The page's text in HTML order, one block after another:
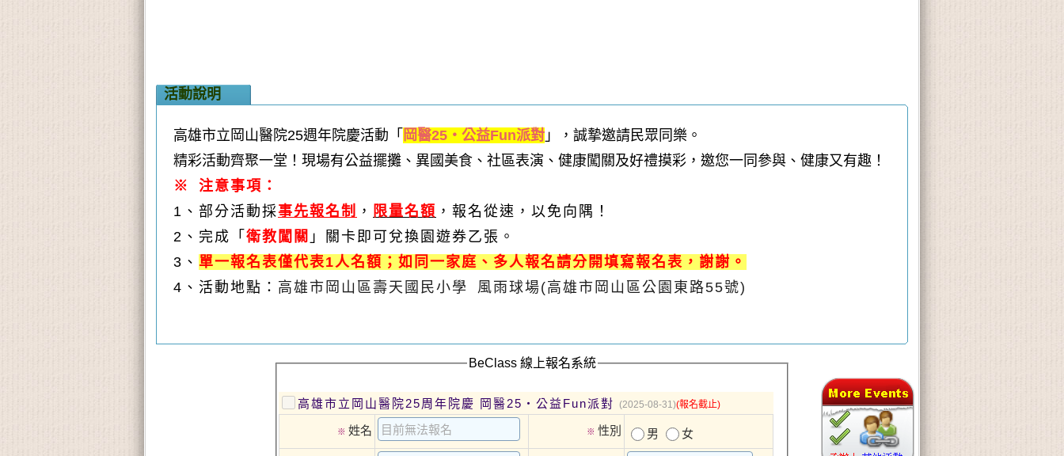
活動說明
高雄市立岡山醫院25週年院慶活動「 岡醫25・公益Fun派對 」，誠摯邀請民眾同樂。
精彩活動齊聚一堂！現場有公益擺攤、異國美食、社區表演、健康闖關及好禮摸彩，邀您一同參與、健康又有趣！
※ 注意事項：
1、部分活動採事先報名制 ， 限量名額 ， 報名從速，以免向隅！
2、完成「 衛教 闖關 」關卡即可兌換園遊券乙張。
3、 單一報名表僅代表1人名額；如同一家庭、多人報名請分開填寫報名表，謝謝。
4、活動地點： 高雄市岡山區壽天國民小學 風雨球場(高雄市岡山區公園東路55號)
BeClass 線上報名系統
高雄市立岡山醫院25周年院慶 岡醫25・公益Fun派對 (2025-08-31)(報名截止)
※ 姓名 ※ 性別 男 女